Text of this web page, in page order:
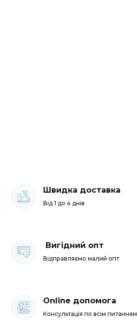
Швидка доставка
Від 1 до 4 днів
Вигідний опт
Відправляємо малий опт
Online допомога
Консультація по всім питанням